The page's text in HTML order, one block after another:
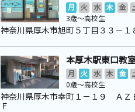
月 火 水 木 金
3歳～高校生
神奈川県厚木市旭町５丁目３３－１
本厚木駅東口教
月 火 水 木 金
0歳～高校生
神奈川県厚木市幸町１－１９ Ａ
Ｆ